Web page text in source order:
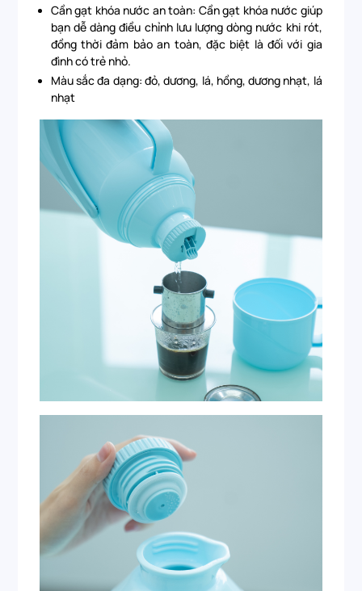
Cần gạt khóa nước an toàn: Cần gạt khóa nước giúp
bạn dễ dàng điều chỉnh lưu lượng dòng nước khi rót,
đồng thời đảm bảo an toàn, đặc biệt là đối với gia
đình có trẻ nhỏ.
Màu sắc đa dạng: đỏ, dương, lá, hồng, dương nhạt, lá
nhạt